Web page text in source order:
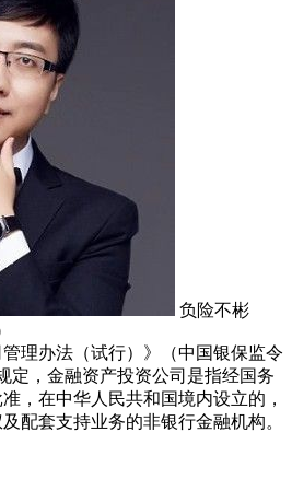
负险不彬
理办法（试行）》（中国银保监令
定，金融资产投资公司是指经国务
，在中华人民共和国境内设立的，
配套支持业务的非银行金融机构。